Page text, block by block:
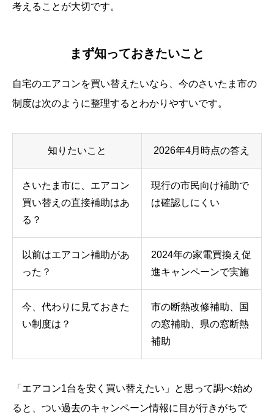
考えることが大切です。
まず知っておきたいこと
自宅のエアコンを買い替えたいなら、今のさいたま市の
制度は次のように整理するとわかりやすいです。
知りたいこと 2026年4月時点の答え
さいたま市に、エアコン
買い替えの直接補助はあ
る？
現行の市民向け補助で
は確認しにくい
以前はエアコン補助があ
った？
2024年の家電買換え促
進キャンペーンで実施
今、代わりに見ておきた
い制度は？
市の断熱改修補助、国
の窓補助、県の窓断熱
補助
「エアコン1台を安く買い替えたい」と思って調べ始め
ると、つい過去のキャンペーン情報に目が行きがちで